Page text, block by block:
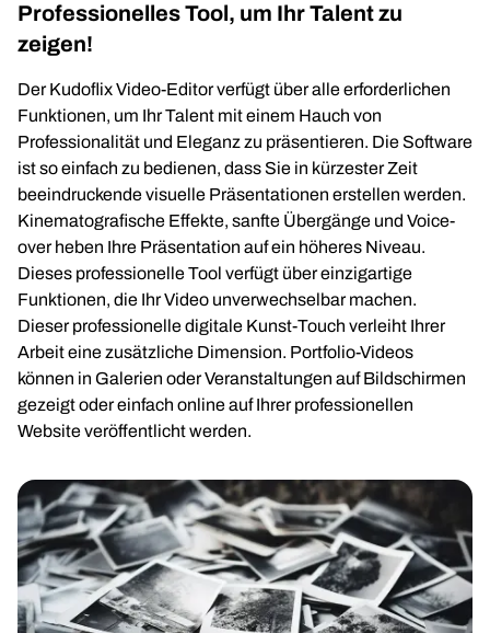
Professionelles Tool, um Ihr Talent zu
zeigen!
Der Kudoflix Video-Editor verfügt über alle erforderlichen
Funktionen, um Ihr Talent mit einem Hauch von
Professionalität und Eleganz zu präsentieren. Die Software
ist so einfach zu bedienen, dass Sie in kürzester Zeit
beeindruckende visuelle Präsentationen erstellen werden.
Kinematografische Effekte, sanfte Übergänge und Voice-
over heben Ihre Präsentation auf ein höheres Niveau.
Dieses professionelle Tool verfügt über einzigartige
Funktionen, die Ihr Video unverwechselbar machen.
Dieser professionelle digitale Kunst-Touch verleiht Ihrer
Arbeit eine zusätzliche Dimension. Portfolio-Videos
können in Galerien oder Veranstaltungen auf Bildschirmen
gezeigt oder einfach online auf Ihrer professionellen
Website veröffentlicht werden.